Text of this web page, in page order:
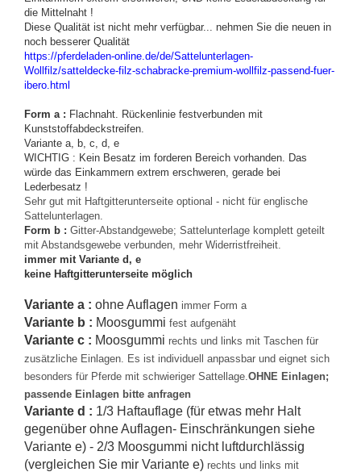
die Mittelnaht !
Diese Qualität ist nicht mehr verfügbar... nehmen Sie die neuen in
noch besserer Qualität
https://pferdeladen-online.de/de/Sattelunterlagen-
Wollfilz/satteldecke-filz-schabracke-premium-wollfilz-passend-fuer-
ibero.html
Form a : Flachnaht. Rückenlinie festverbunden mit
Kunststoffabdeckstreifen.
Variante a, b, c, d, e
WICHTIG : Kein Besatz im forderen Bereich vorhanden. Das
würde das Einkammern extrem erschweren, gerade bei
Lederbesatz !
Sehr gut mit Haftgitterunterseite optional - nicht für englische
Sattelunterlagen.
Form b : Gitter-Abstandgewebe; Sattelunterlage komplett geteilt
mit Abstandsgewebe verbunden, mehr Widerristfreiheit.
immer mit Variante d, e
keine Haftgitterunterseite möglich
Variante a : ohne Auflagen immer Form a
Variante b : Moosgummi fest aufgenäht
Variante c : Moosgummi rechts und links mit Taschen für
zusätzliche Einlagen. Es ist individuell anpassbar und eignet sich
besonders für Pferde mit schwieriger Sattellage.OHNE Einlagen;
passende Einlagen bitte anfragen
Variante d : 1/3 Haftauflage (für etwas mehr Halt
gegenüber ohne Auflagen- Einschränkungen siehe
Variante e) - 2/3 Moosgummi nicht luftdurchlässig
(vergleichen Sie mir Variante e) rechts und links mit